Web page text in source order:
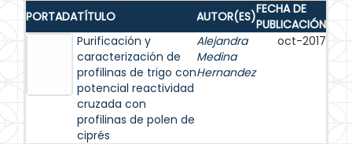
PORTADATÍTULO AUTOR(ES)FECHA DE
PUBLICACIÓN
Purificación y
caracterización de
profilinas de trigo con
potencial reactividad
cruzada con
profilinas de polen de
ciprés
Alejandra
Medina
Hernandez
oct-2017